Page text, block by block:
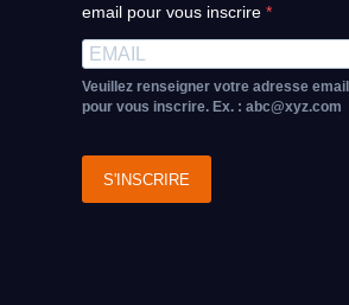
email pour vous inscrire
Veuillez renseigner votre adresse email
pour vous inscrire. Ex. : abc@xyz.com
S'INSCRIRE